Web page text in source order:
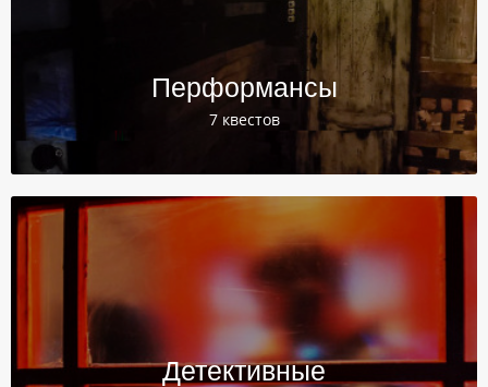
Перформансы
7 квестов
Детективные